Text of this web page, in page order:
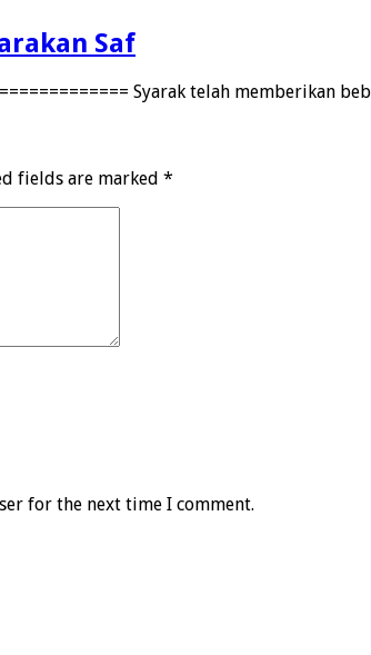
Saf
Syarak telah memberikan
fields are marked *
for the next time I comment.